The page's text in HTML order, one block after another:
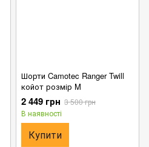
Шорти Camotec Ranger Twill
койот розмір M
2 449 грн 3 500 грн
В наявності
Купити